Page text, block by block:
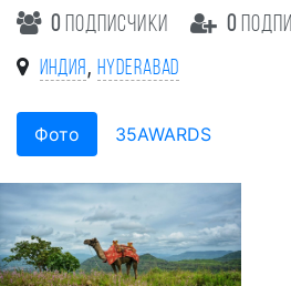
0 подписчики 0
Индия , Hyderabad
Фото 35AWARDS